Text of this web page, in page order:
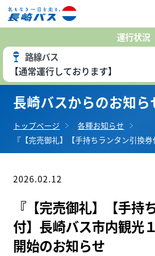
運行状況
路線バス
【通常運行しております】
長崎バスからのお知ら
トップページ
各種お知らせ
『【完売御礼】【手持ちランタン引換
2026.02.12
『【完売御礼】【手持
付】長崎バス市内観光
開始のお知らせ